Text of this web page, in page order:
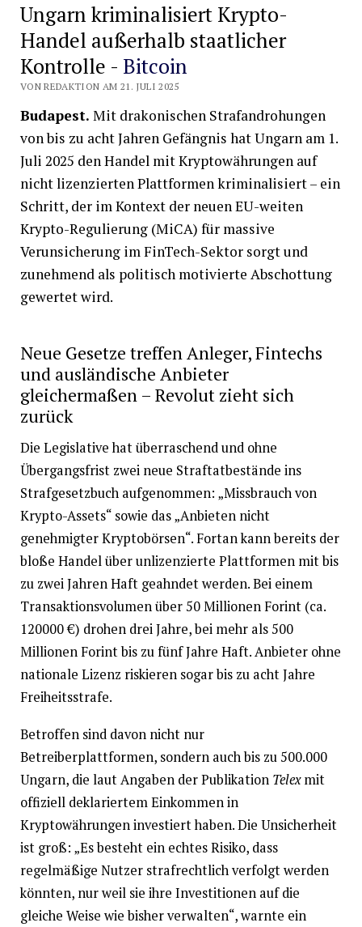
Ungarn kriminalisiert Krypto-
Handel außerhalb staatlicher
Kontrolle - Bitcoin
VON REDAKTION AM 21. JULI 2025
Budapest. Mit drakonischen Strafandrohungen
von bis zu acht Jahren Gefängnis hat Ungarn am 1.
Juli 2025 den Handel mit Kryptowährungen auf
nicht lizenzierten Plattformen kriminalisiert – ein
Schritt, der im Kontext der neuen EU-weiten
Krypto-Regulierung (MiCA) für massive
Verunsicherung im FinTech-Sektor sorgt und
zunehmend als politisch motivierte Abschottung
gewertet wird.
Neue Gesetze treffen Anleger, Fintechs
und ausländische Anbieter
gleichermaßen – Revolut zieht sich
zurück
Die Legislative hat überraschend und ohne
Übergangsfrist zwei neue Straftatbestände ins
Strafgesetzbuch aufgenommen: „Missbrauch von
Krypto-Assets“ sowie das „Anbieten nicht
genehmigter Kryptobörsen“. Fortan kann bereits der
bloße Handel über unlizenzierte Plattformen mit bis
zu zwei Jahren Haft geahndet werden. Bei einem
Transaktionsvolumen über 50 Millionen Forint (ca.
120000 €) drohen drei Jahre, bei mehr als 500
Millionen Forint bis zu fünf Jahre Haft. Anbieter ohne
nationale Lizenz riskieren sogar bis zu acht Jahre
Freiheitsstrafe.
Betroffen sind davon nicht nur
Betreiberplattformen, sondern auch bis zu 500.000
Ungarn, die laut Angaben der Publikation Telexmit
offiziell deklariertem Einkommen in
Kryptowährungen investiert haben. Die Unsicherheit
ist groß: „Es besteht ein echtes Risiko, dass
regelmäßige Nutzer strafrechtlich verfolgt werden
könnten, nur weil sie ihre Investitionen auf die
gleiche Weise wie bisher verwalten“, warnte ein